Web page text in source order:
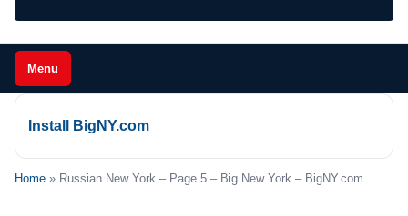
Menu
Install BigNY.com
Home » Russian New York – Page 5 – Big New York – BigNY.com